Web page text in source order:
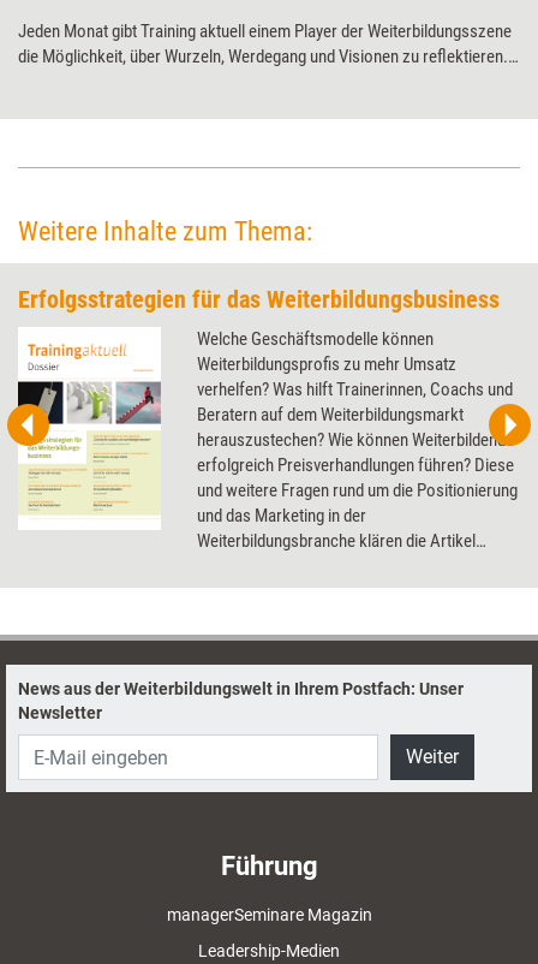
Jeden Monat gibt Training aktuell einem Player der Weiterbildungsszene
die Möglichkeit, über Wurzeln, Werdegang und Visionen zu ­reflektieren.
Weitere Inhalte zum Thema:
Erfolgsstrategien für das Weiterbildungsbusiness
Welche Geschäftsmodelle können
Weiterbildungsprofis zu mehr Umsatz
verhelfen? Was hilft Trainerinnen, Coachs und
Beratern auf dem Weiterbildungsmarkt
herauszustechen? Wie können Weiterbildende
erfolgreich Preisverhandlungen führen? Diese
und weitere Fragen rund um die Positionierung
und das Marketing in der
Weiterbildungsbranche klären die Artikel
News aus der Weiterbildungswelt in Ihrem Postfach: Unser
Newsletter
Weiter
Führung
managerSeminare Magazin
Leadership-Medien